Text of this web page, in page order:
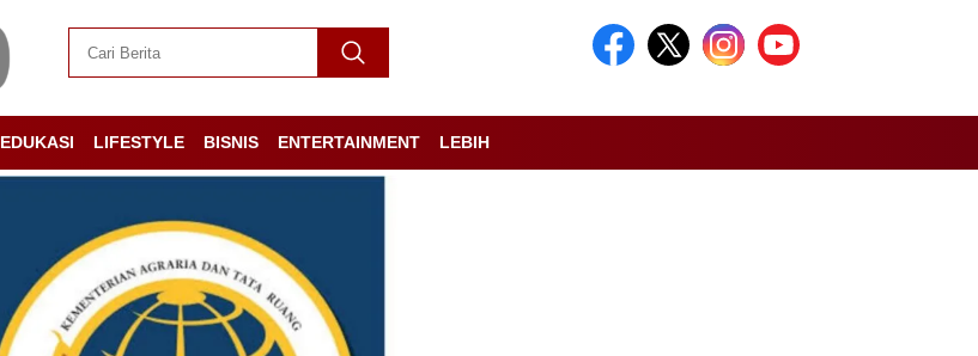
EDUKASI LIFESTYLE BISNIS ENTERTAINMENT LEBIH